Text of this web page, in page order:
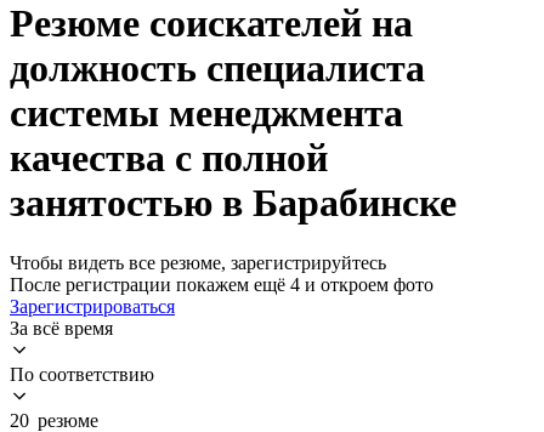
Резюме соискателей на
должность специалиста
системы менеджмента
качества с полной
занятостью в Барабинске
Чтобы видеть все резюме, зарегистрируйтесь
После регистрации покажем ещё 4 и откроем фото
Зарегистрироваться
За всё время
По соответствию
20 резюме